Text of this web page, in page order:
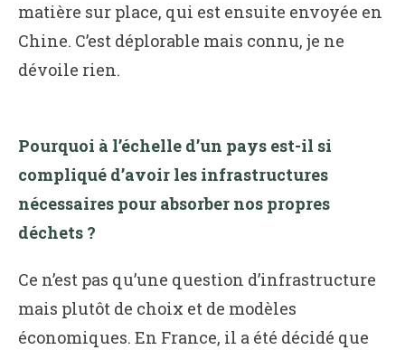
matière sur place, qui est ensuite envoyée en
Chine. C’est déplorable mais connu, je ne
dévoile rien.
Pourquoi à l’échelle d’un pays est-il si
compliqué d’avoir les infrastructures
nécessaires pour absorber nos propres
déchets ?
Ce n’est pas qu’une question d’infrastructure
mais plutôt de choix et de modèles
économiques. En France, il a été décidé que